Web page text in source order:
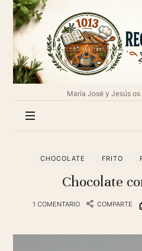
1013
Recetas
de
cocina
María José y Jesús
CHOCOLATE FRITO
Chocolate
1 COMENTARIO COMPARTE